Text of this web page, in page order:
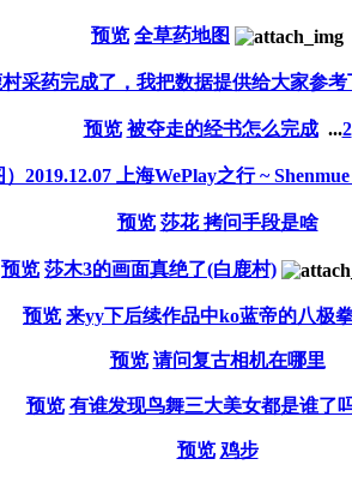
预览 全草药地图
采药完成了，我把数据提供给大家参考
预览 被夺走的经书怎么完成 ...2
）2019.12.07 上海WePlay之行 ~
预览 莎花 拷问手段是啥
预览 莎木3的画面真绝了(白鹿村)
预览 来yy下后续作品中ko蓝帝的八极
预览 请问复古相机在哪里
预览 有谁发现鸟舞三大美女都是谁了
预览 鸡步